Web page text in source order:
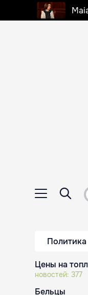
Политика
Цены на
новостей: 377
Бельцы